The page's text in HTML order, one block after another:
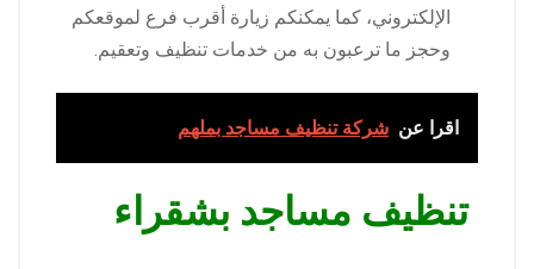
الإلكتروني، كما يمكنكم زيارة أقرب فرع لموقعكم
وحجز ما ترعبون به من خدمات تنظيف وتعقيم.
اقرا عن شركة تنظيف مساجد بملهم
تنظيف مساجد بشقراء